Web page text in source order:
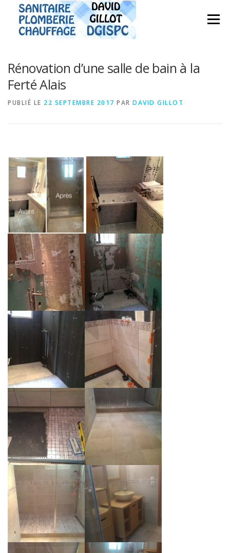
contenu
Menu
Rénovation d’une salle de bain à la
Ferté Alais
PUBLIÉ LE 22 SEPTEMBRE 2017 PAR DAVID GILLOT